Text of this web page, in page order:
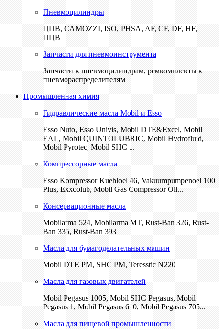
Пневмоцилиндры
ЦПВ, CAMOZZI, ISO, PHSA, AF, CF, DF, HF,
ПЦВ
Запчасти для пневмоинструмента
Запчасти к пневмоцилиндрам, ремкомплекты к
пневмораспределителям
Промышленная химия
Гидравлические масла Mobil и Esso
Esso Nuto, Esso Univis, Mobil DTE&Excel, Mobil
EAL, Mobil QUINTOLUBRIC, Mobil Hydrofluid,
Mobil Pyrotec, Mobil SHC ...
Компрессорные масла
Esso Kompressor Kuehloel 46, Vakuumpumpenoel 100
Plus, Exxcolub, Mobil Gas Compressor Oil...
Консервационные масла
Mobilarma 524, Mobilarma MT, Rust-Ban 326, Rust-
Ban 335, Rust-Ban 393
Масла для бумагоделательных машин
Mobil DTE РМ, SHC PM, Teresstic N220
Масла для газовых двигателей
Mobil Pegasus 1005, Mobil SHC Pegasus, Mobil
Pegasus 1, Mobil Pegasus 610, Mobil Pegasus 705...
Масла для пищевой промышленности